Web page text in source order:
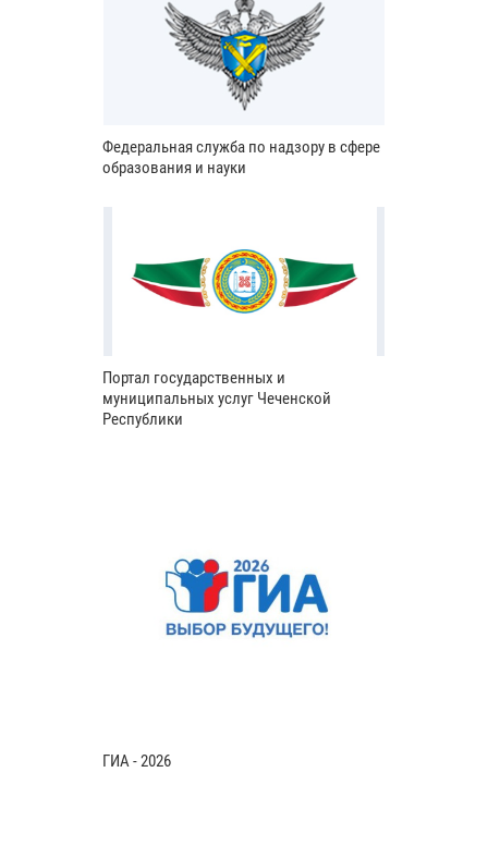
Федеральная служба по надзору в сфере
образования и науки
Портал государственных и
муниципальных услуг Чеченской
Республики
ГИА - 2026